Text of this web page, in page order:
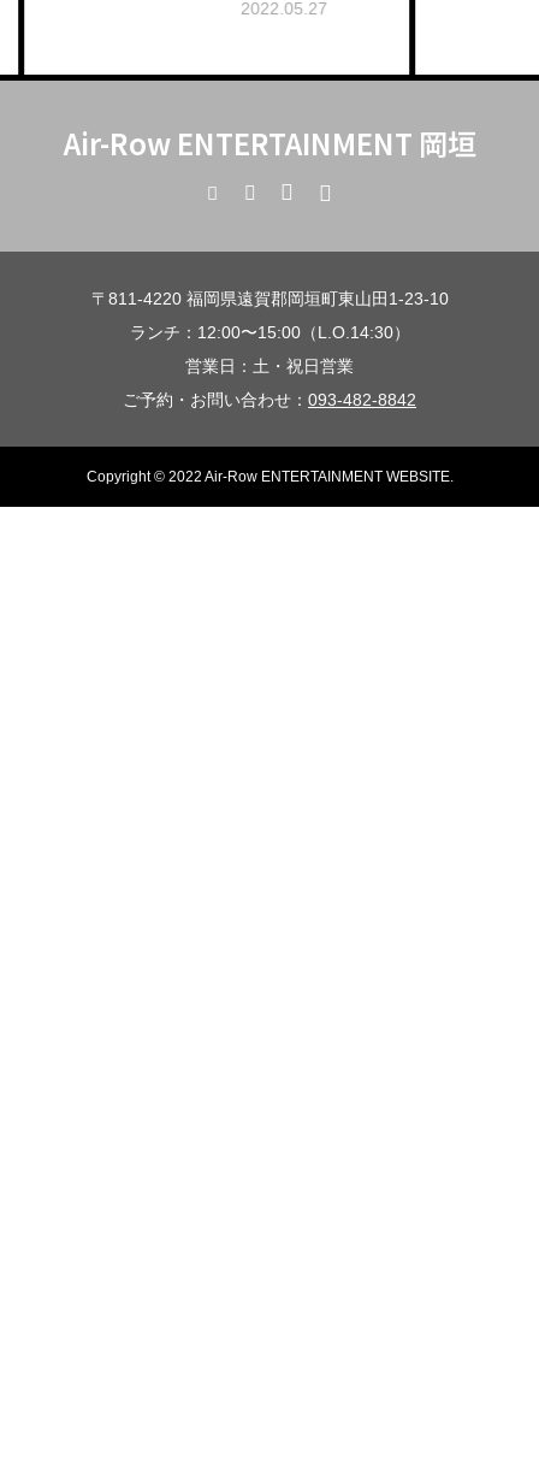
Air-Row ENTERTAINMENT 岡垣
〒811-4220 福岡県遠賀郡岡垣町東山田1-23-10
ランチ：12:00〜15:00（L.O.14:30）
営業日：土・祝日営業
ご予約・お問い合わせ： 093-482-8842
Copyright © 2022 Air-Row ENTERTAINMENT WEBSITE.